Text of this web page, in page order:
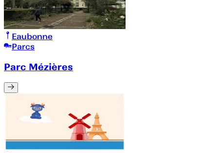
Eaubonne
Parcs
Parc Mézières